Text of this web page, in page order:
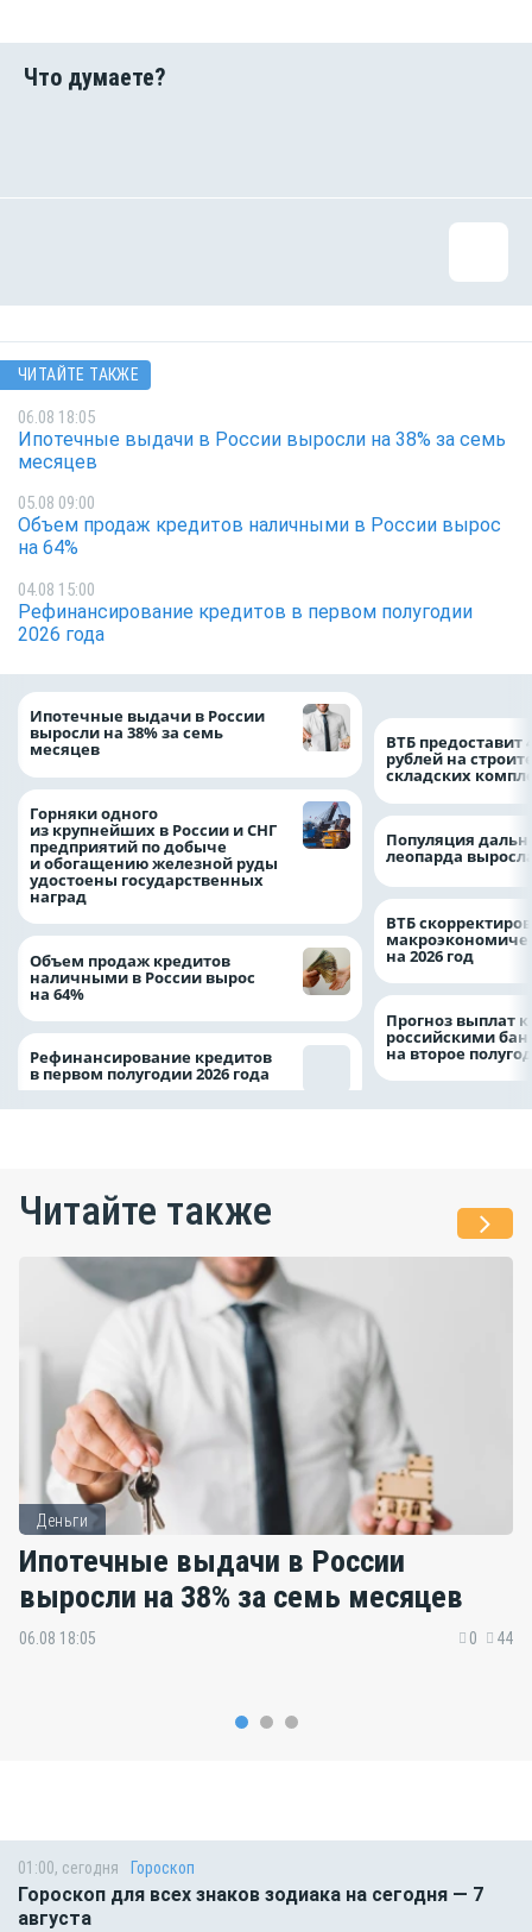
ЧИТАЙТЕ ТАКЖЕ
06.08 18:05
Ипотечные выдачи в России выросли на 38% за семь
месяцев
05.08 09:00
Объем продаж кредитов наличными в России вырос
на 64%
04.08 15:00
Рефинансирование кредитов в первом полугодии
2026 года
Ипотечные выдачи в России
выросли на 38% за семь
месяцев
Горняки одного
из крупнейших в России и СНГ
предприятий по добыче
и обогащению железной руды
удостоены государственных
наград
Объем продаж кредитов
наличными в России вырос
на 64%
Рефинансирование кредитов
в первом полугодии 2026 года
ВТБ предоставит
рублей на
складских
Популяция
леопарда
ВТБ
на 2026 год
Прогноз выплат
российскими
на второе
Читайте также
Деньги
Ипотечные выдачи в России
выросли на 38% за семь месяцев
06.08 18:05 0 44
01:00, сегодня Гороскоп
Гороскоп для всех знаков зодиака на сегодня — 7
августа